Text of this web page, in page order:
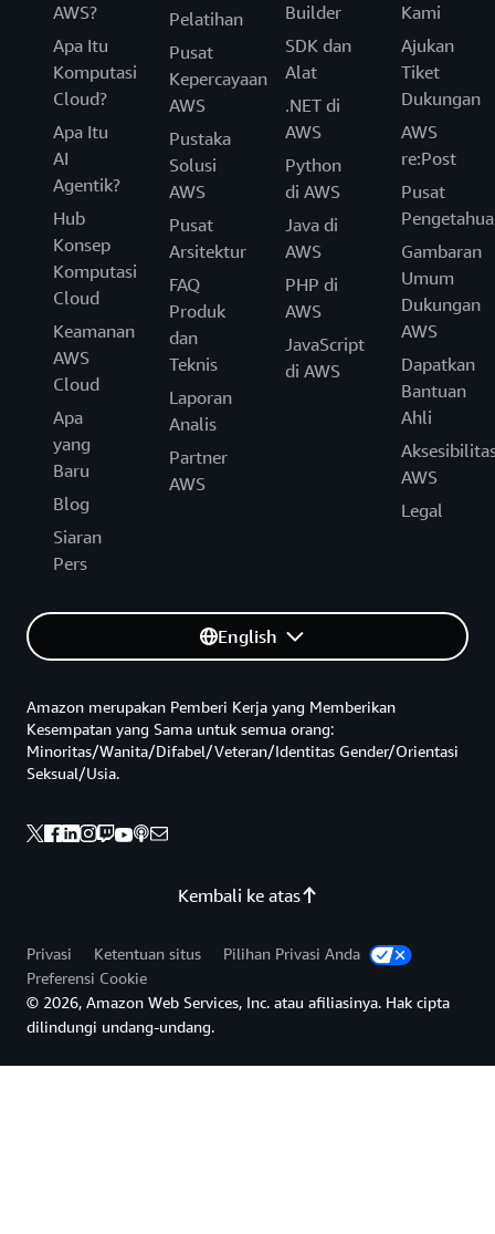
AWS?
Apa Itu
Komputasi
Cloud?
Apa Itu
AI
Agentik?
Hub
Konsep
Komputasi
Cloud
Keamanan
AWS
Cloud
Apa
yang
Baru
Blog
Siaran
Pers
Pelatihan
Pusat
Kepercayaan
AWS
Pustaka
Solusi
AWS
Pusat
Arsitektur
FAQ
Produk
dan
Teknis
Laporan
Analis
Partner
AWS
Builder
SDK dan
Alat
.NET di
AWS
Python
di AWS
Java di
AWS
PHP di
AWS
JavaScript
di AWS
Kami
Ajukan
Tiket
Dukungan
AWS
re:Post
Pusat
Gambaran
Umum
Dukungan
AWS
Dapatkan
Bantuan
Ahli
AWS
Legal
English
Kembali ke atas
Amazon merupakan Pemberi Kerja yang Memberikan
Kesempatan yang Sama untuk semua orang:
Minoritas/Wanita/Difabel/Veteran/Identitas Gender/Orientasi
Seksual/Usia.
Privasi Ketentuan situs
Pilihan Privasi Anda
Preferensi Cookie
© 2026, Amazon Web Services, Inc. atau afiliasinya. Hak cipta
dilindungi undang-undang.